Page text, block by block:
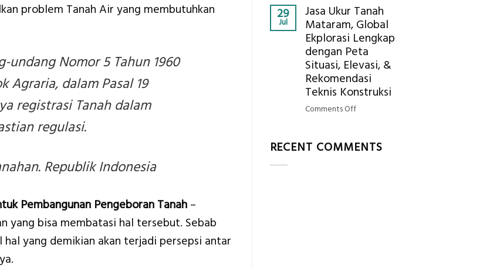
problem Tanah Air yang membutuhkan
Nomor 5 Tahun 1960
Agraria, dalam Pasal 19
registrasi Tanah dalam
regulasi.
Republik Indonesia
Pembangunan Pengeboran Tanah –
yang bisa membatasi hal tersebut. Sebab
yang demikian akan terjadi persepsi antar
Cara
Mendapatkan
Posisi
Geodetic
Surveyor
di
Industri
Berikut
Kualifikasi
29
Jul
Jasa Ukur Tanah
Mataram, Global
Ekplorasi Lengkap
dengan Peta
Situasi, Elevasi, &
Rekomendasi
Teknis Konstruksi
Comments Offon
Tanah
RECENT COMMENTS